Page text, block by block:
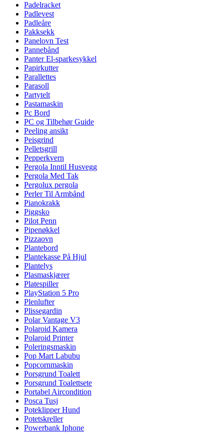
Padelracket
Padlevest
Padleåre
Pakksekk
Panelovn Test
Pannebånd
Panter El-sparkesykkel
Papirkutter
Parallettes
Parasoll
Partytelt
Pastamaskin
Pc Bord
PC og Tilbehør Guide
Peeling ansikt
Peisgrind
Pelletsgrill
Pepperkvern
Pergola Inntil Husvegg
Pergola Med Tak
Pergolux pergola
Perler Til Armbånd
Pianokrakk
Piggsko
Pilot Penn
Pipenøkkel
Pizzaovn
Plantebord
Plantekasse På Hjul
Plantelys
Plasmaskjærer
Platespiller
PlayStation 5 Pro
Plenlufter
Plissegardin
Polar Vantage V3
Polaroid Kamera
Polaroid Printer
Poleringsmaskin
Pop Mart Labubu
Popcornmaskin
Porsgrund Toalett
Porsgrund Toalettsete
Portabel Aircondition
Posca Tusj
Poteklipper Hund
Potetskreller
Powerbank Iphone